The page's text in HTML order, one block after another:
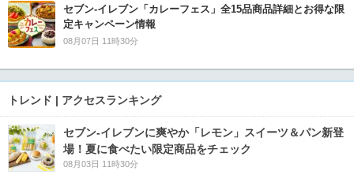
セブン‐イレブン「カレーフェス」全15品商品詳細とお得な限
定キャンペーン情報
08月07日 11時30分
トレンド | アクセスランキング
セブン‐イレブンに爽やか「レモン」スイーツ＆パン新登
場！夏に食べたい限定商品をチェック
08月03日 11時30分